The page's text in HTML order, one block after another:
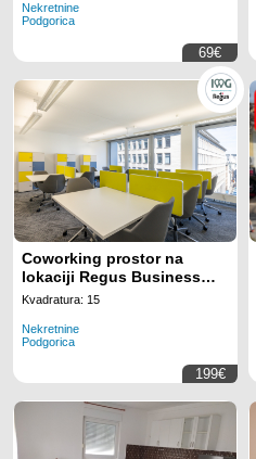
Nekretnine
Podgorica
69€
Coworking prostor na
lokaciji Regus Business
Tower Montenegro
Kvadratura: 15
Nekretnine
Podgorica
199€